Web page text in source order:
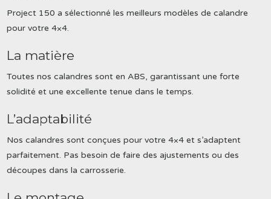
Project 150 a sélectionné les meilleurs modèles de calandre
pour votre 4×4.
La matière
Toutes nos calandres sont en ABS, garantissant une forte
solidité et une excellente tenue dans le temps.
L’adaptabilité
Nos calandres sont conçues pour votre 4×4 et s’adaptent
parfaitement. Pas besoin de faire des ajustements ou des
découpes dans la carrosserie.